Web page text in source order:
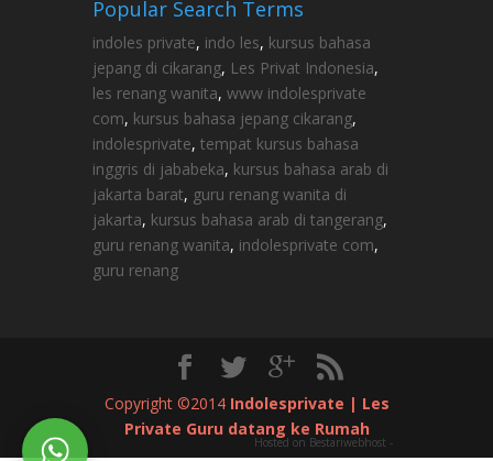
Popular Search Terms
indoles private, indo les, kursus bahasa
jepang di cikarang, Les Privat Indonesia,
les renang wanita, www indolesprivate
com, kursus bahasa jepang cikarang,
indolesprivate, tempat kursus bahasa
inggris di jababeka, kursus bahasa arab di
jakarta barat, guru renang wanita di
jakarta, kursus bahasa arab di tangerang,
guru renang wanita, indolesprivate com,
guru renang
Copyright ©2014 Indolesprivate | Les
Private Guru datang ke Rumah
Hosted on Bestariwebhost -